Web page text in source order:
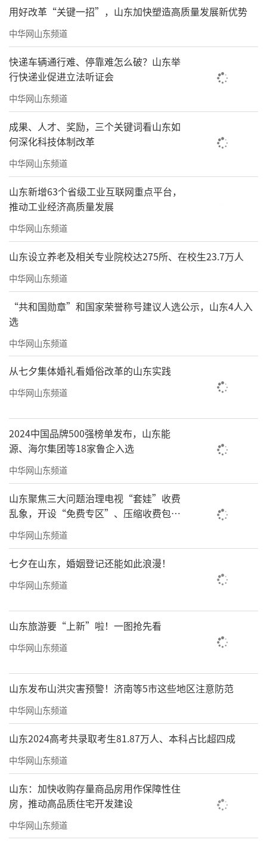
用好改革“关键一招”，山东加快塑造高质量发展新优势
中华网山东频道
快递车辆通行难、停靠难怎么破？山东举
行快递业促进立法听证会
中华网山东频道
成果、人才、奖励，三个关键词看山东如
何深化科技体制改革
中华网山东频道
山东新增63个省级工业互联网重点平台，
推动工业经济高质量发展
中华网山东频道
山东设立养老及相关专业院校达275所、在校生23.7万人
中华网山东频道
“共和国勋章”和国家荣誉称号建议人选公示，山东4人入
选
中华网山东频道
从七夕集体婚礼看婚俗改革的山东实践
中华网山东频道
2024中国品牌500强榜单发布，山东能
源、海尔集团等18家鲁企入选
中华网山东频道
山东聚焦三大问题治理电视“套娃”收费
乱象，开设“免费专区”、压缩收费包比
例70%以上
中华网山东频道
七夕在山东，婚姻登记还能如此浪漫！
中华网山东频道
山东旅游要“上新”啦！一图抢先看
中华网山东频道
山东发布山洪灾害预警！济南等5市这些地区注意防范
中华网山东频道
山东2024高考共录取考生81.87万人、本科占比超四成
中华网山东频道
山东：加快收购存量商品房用作保障性住
房，推动高品质住宅开发建设
中华网山东频道